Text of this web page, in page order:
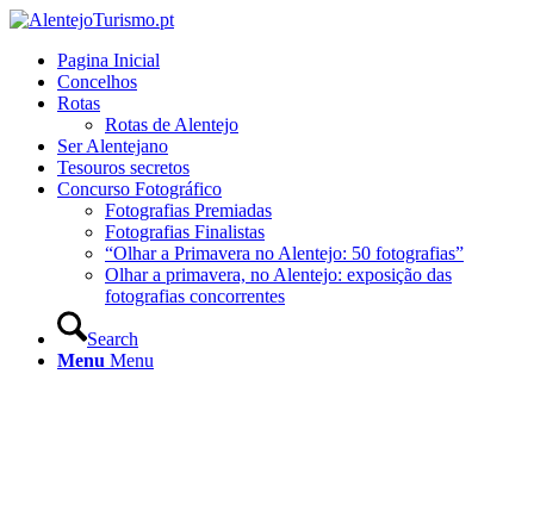
Pagina Inicial
Concelhos
Rotas
Rotas de Alentejo
Ser Alentejano
Tesouros secretos
Concurso Fotográfico
Fotografias Premiadas
Fotografias Finalistas
“Olhar a Primavera no Alentejo: 50 fotografias”
Olhar a primavera, no Alentejo: exposição das
fotografias concorrentes
Search
Menu Menu